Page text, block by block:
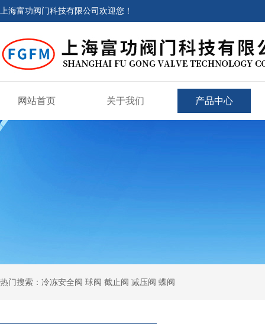
上海富功阀门科技有限公司欢迎您！
网站首页 关于我们 产品中心
热门搜索：冷冻安全阀 球阀 截止阀 减压阀 蝶阀